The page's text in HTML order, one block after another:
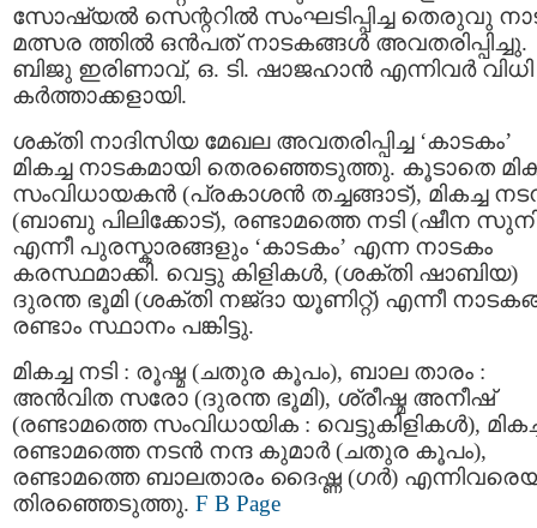
സോഷ്യൽ സെന്ററിൽ സംഘടിപ്പിച്ച തെരുവു
മത്സര ത്തിൽ ഒൻപത് നാടകങ്ങൾ അവതരിപ്പിച്ചു.
ബിജു ഇരിണാവ്, ഒ. ടി. ഷാജഹാൻ എന്നിവർ വിധി
കർത്താക്കളായി.
ശക്തി നാദിസിയ മേഖല അവതരിപ്പിച്ച ‘കാടകം’
മികച്ച നാടകമായി തെരഞ്ഞെടുത്തു. കൂടാതെ
സംവിധായകൻ (പ്രകാശൻ തച്ചങ്ങാട്), മികച്ച
(ബാബു പിലിക്കോട്), രണ്ടാമത്തെ നടി (ഷീന
എന്നീ പുരസ്കാരങ്ങളും ‘കാടകം’ എന്ന നാടകം
കരസ്ഥമാക്കി. വെട്ടു കിളികൾ, (ശക്തി ഷാബിയ)
ദുരന്ത ഭൂമി (ശക്തി നജ്‌ദാ യൂണിറ്റ്) എന്നീ
രണ്ടാം സ്ഥാനം പങ്കിട്ടു.
മികച്ച നടി : രൂഷ്മ (ചതുര കൂപം), ബാല താരം :
അൻവിത സരോ (ദുരന്ത ഭൂമി), ശ്രീഷ്മ അനീഷ്
(രണ്ടാമത്തെ സംവിധായിക : വെട്ടുകിളികൾ),
രണ്ടാമത്തെ നടൻ നന്ദ കുമാർ (ചതുര കൂപം),
രണ്ടാമത്തെ ബാലതാരം ദൈഷ്ണ (ഗർ)
തിരഞ്ഞെടുത്തു. F B Page